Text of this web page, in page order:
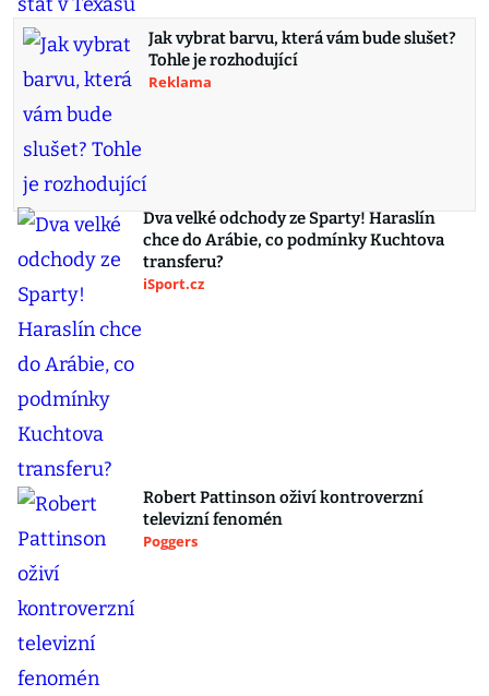
Jak vybrat barvu, která vám bude slušet?
Tohle je rozhodující
Reklama
Dva velké odchody ze Sparty! Haraslín
chce do Arábie, co podmínky Kuchtova
transferu?
iSport.cz
Robert Pattinson oživí kontroverzní
televizní fenomén
Poggers